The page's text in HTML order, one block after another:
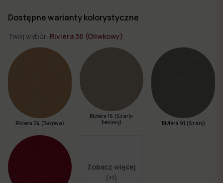
Dostępne warianty kolorystyczne
Twój wybór: Riviera 36 (Oliwkowy)
Riviera 24 (Beżowa)
Riviera 16 (Szaro-
beżowy)
Riviera 91 (Szary)
Zobacz więcej
(+1)